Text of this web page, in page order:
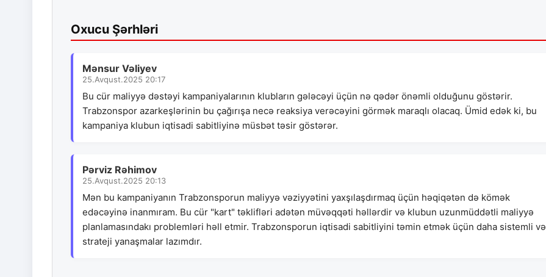
Oxucu Şərhləri
Mənsur Vəliyev
25.Avqust.2025 20:17
Bu cür maliyyə dəstəyi kampaniyalarının klubların gələcəyi üçün nə qədər önəmli olduğunu göstərir.
Trabzonspor azarkeşlərinin bu çağırışa necə reaksiya verəcəyini görmək maraqlı olacaq. Ümid edək ki, bu
kampaniya klubun iqtisadi sabitliyinə müsbət təsir göstərər.
Pərviz Rəhimov
25.Avqust.2025 20:13
Mən bu kampaniyanın Trabzonsporun maliyyə vəziyyətini yaxşılaşdırmaq üçün həqiqətən də kömək
edəcəyinə inanmıram. Bu cür "kart" təklifləri adətən müvəqqəti həllərdir və klubun uzunmüddətli maliyyə
planlamasındakı problemləri həll etmir. Trabzonsporun iqtisadi sabitliyini təmin etmək üçün daha sistemli və
strateji yanaşmalar lazımdır.